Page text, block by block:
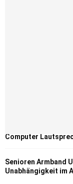
Computer
Senioren Armband
Unabhängigkeit im